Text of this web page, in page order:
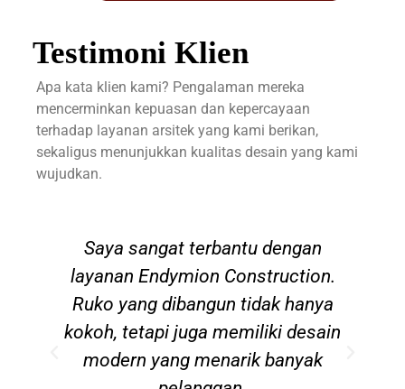
Testimoni Klien
Apa kata klien kami? Pengalaman mereka
mencerminkan kepuasan dan kepercayaan
terhadap layanan arsitek yang kami berikan,
sekaligus menunjukkan kualitas desain yang kami
wujudkan.
Saya sangat terbantu dengan
layanan Endymion Construction.
Ruko yang dibangun tidak hanya
kokoh, tetapi juga memiliki desain
modern yang menarik banyak